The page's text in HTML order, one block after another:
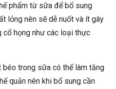
phẩm từ sữa để bổ sung
lỏng nên sẽ dễ nuốt và ít gây
cổ họng như các loại thực
béo trong sữa có thể làm tăng
quản nên khi bổ sung cần